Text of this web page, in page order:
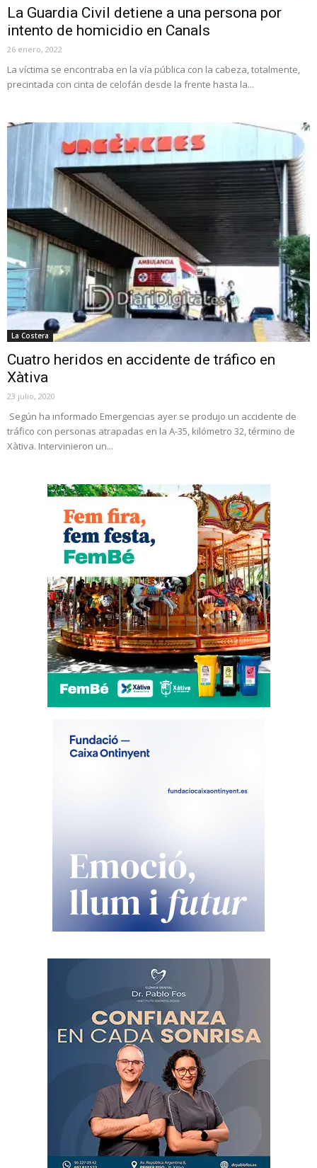
La Guardia Civil detiene a una persona por
intento de homicidio en Canals
26 enero, 2022
La víctima se encontraba en la vía pública con la cabeza, totalmente,
precintada con cinta de celofán desde la frente hasta la...
La Costera
Cuatro heridos en accidente de tráfico en
Xàtiva
23 julio, 2020
Según ha informado Emergencias ayer se produjo un accidente de
tráfico con personas atrapadas en la A-35, kilómetro 32, término de
Xàtiva. Intervinieron un...